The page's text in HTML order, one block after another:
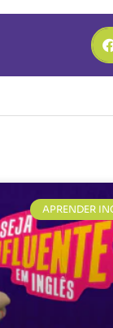
APRENDER